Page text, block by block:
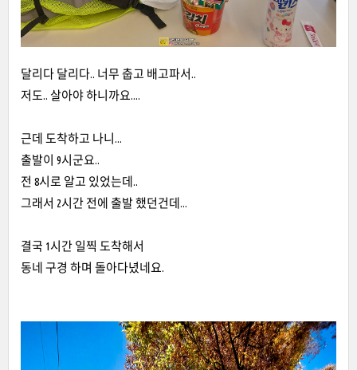
달리다 달리다.. 너무 춥고 배고파서..
저도.. 살아야 하니까요....
근데 도착하고 나니...
출발이 9시군요..
전 8시로 알고 있었는데..
그래서 2시간 전에 출발 했던건데...
결국 1시간 일찍 도착해서
동네 구경 하며 돌아다녔네요.